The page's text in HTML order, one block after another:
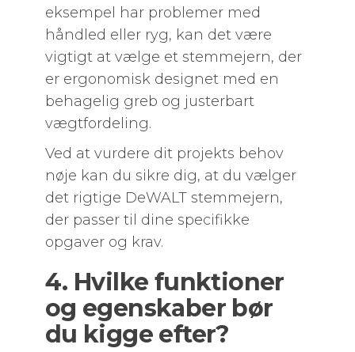
eksempel har problemer med
håndled eller ryg, kan det være
vigtigt at vælge et stemmejern, der
er ergonomisk designet med en
behagelig greb og justerbart
vægtfordeling.
Ved at vurdere dit projekts behov
nøje kan du sikre dig, at du vælger
det rigtige DeWALT stemmejern,
der passer til dine specifikke
opgaver og krav.
4. Hvilke funktioner
og egenskaber bør
du kigge efter?